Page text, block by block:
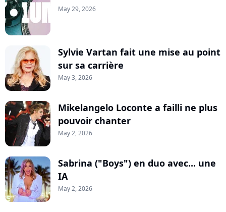
May 29, 2026
Sylvie Vartan fait une mise au point
sur sa carrière
May 3, 2026
Mikelangelo Loconte a failli ne plus
pouvoir chanter
May 2, 2026
Sabrina ("Boys") en duo avec... une
IA
May 2, 2026